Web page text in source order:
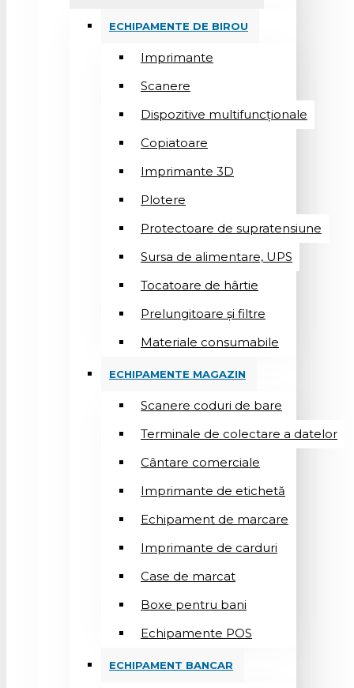
ECHIPAMENTE DE BIROU
Imprimante
Scanere
Dispozitive multifuncționale
Copiatoare
Imprimante 3D
Plotere
Protectoare de supratensiune
Sursa de alimentare, UPS
Tocatoare de hârtie
Prelungitoare și filtre
Materiale consumabile
ECHIPAMENTE MAGAZIN
Scanere coduri de bare
Terminale de colectare a datelor
Cântare comerciale
Imprimante de etichetă
Echipament de marcare
Imprimante de carduri
Case de marcat
Boxe pentru bani
Echipamente POS
ECHIPAMENT BANCAR